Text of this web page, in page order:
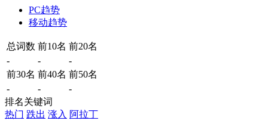
PC趋势
移动趋势
总词数 前10名 前20名
-
-
-
前30名 前40名 前50名
-
-
-
排名关键词
热门 跌出 涨入 阿拉丁